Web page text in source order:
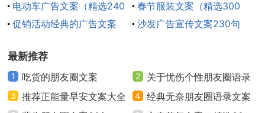
10、实施星级医疗服务，弘扬优良医德医风。
12、安全避孕，自然分娩，母乳喂养。
13、分级诊疗，科学就医。
220句）
句
电动车广告文案（精选240
句）
春节服装文案（精选300
句）
促销活动经典的广告文案
沙发广告宣传文案230句
最新推荐
1 吃货的朋友圈文案 2
关于忧伤个性朋友圈语录
文案40句
3
推荐正能量早安文案大全
4
经典无奈朋友圈语录文案